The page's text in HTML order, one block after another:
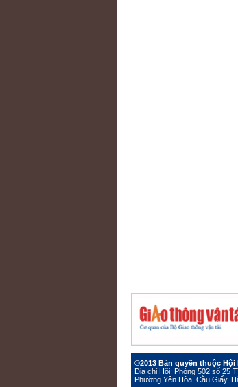
©2013 Bản quyền thuộc
Địa chỉ Hội: Phòng 502 số 25
Phường Yên Hòa, Cầu Giấy,